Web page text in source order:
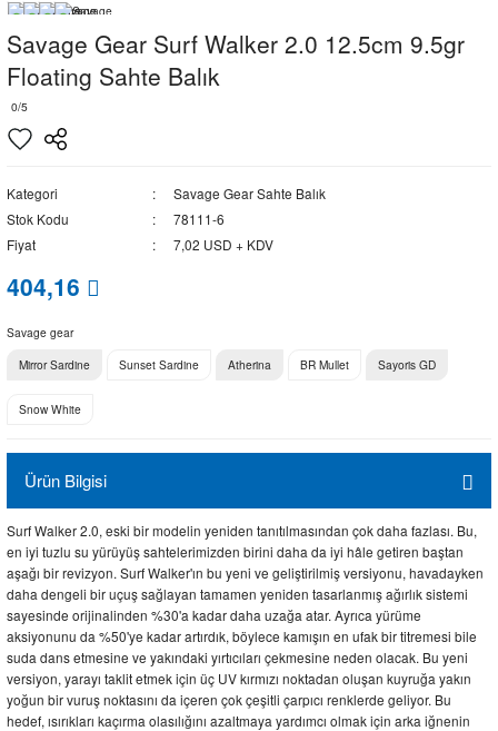
Savage Gear Surf Walker 2.0 12.5cm 9.5gr
Floating Sahte Balık
0/5
Kategori
Savage Gear Sahte Balık
Stok Kodu
78111-6
Fiyat
7,02 USD + KDV
404,16
Savage gear
Mirror Sardine
Sunset Sardine Atherina BR Mullet Sayoris GD
Snow White
Ürün Bilgisi
Surf Walker 2.0, eski bir modelin yeniden tanıtılmasından çok daha fazlası. Bu,
en iyi tuzlu su yürüyüş sahtelerimizden birini daha da iyi hâle getiren baştan
aşağı bir revizyon. Surf Walker'ın bu yeni ve geliştirilmiş versiyonu, havadayken
daha dengeli bir uçuş sağlayan tamamen yeniden tasarlanmış ağırlık sistemi
sayesinde orijinalinden %30'a kadar daha uzağa atar. Ayrıca yürüme
aksiyonunu da %50'ye kadar artırdık, böylece kamışın en ufak bir titremesi bile
suda dans etmesine ve yakındaki yırtıcıları çekmesine neden olacak. Bu yeni
versiyon, yarayı taklit etmek için üç UV kırmızı noktadan oluşan kuyruğa yakın
yoğun bir vuruş noktasını da içeren çok çeşitli çarpıcı renklerde geliyor. Bu
hedef, ısırıkları kaçırma olasılığını azaltmaya yardımcı olmak için arka iğnenin